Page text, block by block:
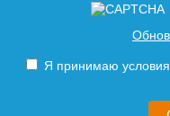
Я принимаю условия